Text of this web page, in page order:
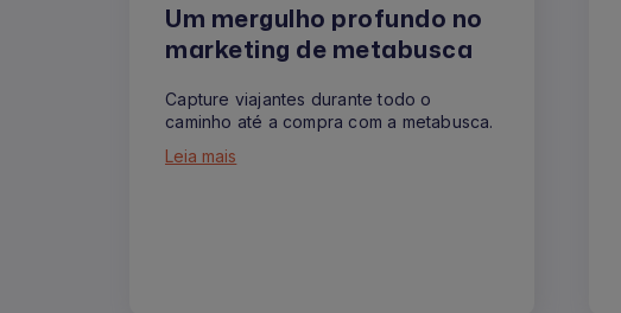
Um mergulho profundo no
marketing de metabusca
Capture viajantes durante todo o
caminho até a compra com a metabusca.
Leia mais